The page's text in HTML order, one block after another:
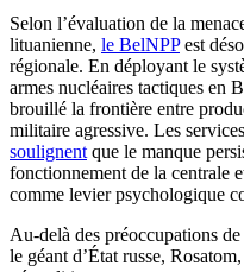
Selon l’évaluation de la
lituanienne, le BelNPPest
régionale. En déployant le
armes nucléaires tactiques en
brouillé la frontière entre
militaire agressive. Les
soulignent que le manque
fonctionnement de la centrale
comme levier psychologique
Au-delà des préoccupations
le géant d’État russe,